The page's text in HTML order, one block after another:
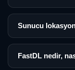
Sunucu
FastDL nedir,